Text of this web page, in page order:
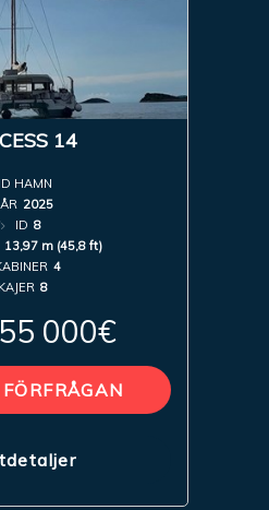
14
HAMN
ÅR 2025
ID 8
13,97 m (45,8 ft)
4
KAJER 8
000€